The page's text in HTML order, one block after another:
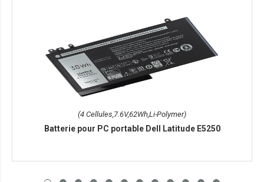
(4 Cellules,7.6V,62Wh,Li-Polymer)
Batterie pour PC portable Dell Latitude E5250